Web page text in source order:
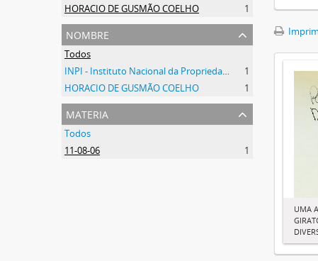
HORACIO DE GUSMÃO COELHO
1
nombre
Todos
INPI - Instituto Nacional da Propriedade Industrial
1
HORACIO DE GUSMÃO COELHO
1
materia
Todos
11-08-06
1
UMA